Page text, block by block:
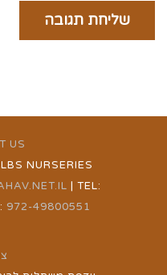
US
NURSERIES
| TEL:
972-49800551